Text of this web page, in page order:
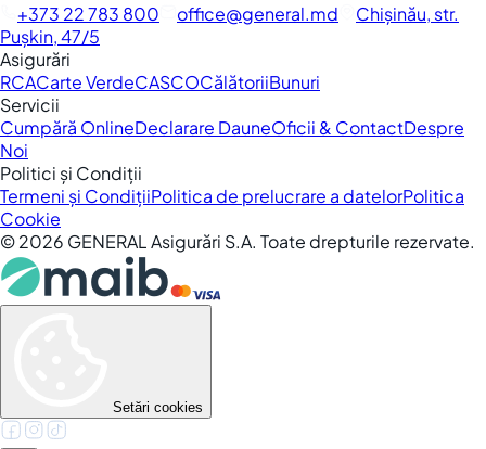
+373 22 783 800 office general.md
Chișinău, str.
Pușkin, 47/5
Asigurări
RCACarte VerdeCASCOCălătoriiBunuri
Servicii
Cumpără OnlineDeclarare DauneOficii & ContactDespre
Noi
Politici și Condiții
Termeni și CondițiiPolitica de prelucrare a datelorPolitica
Cookie
©2026 GENERAL Asigurări S.A. Toate drepturile rezervate.
Setări cookies